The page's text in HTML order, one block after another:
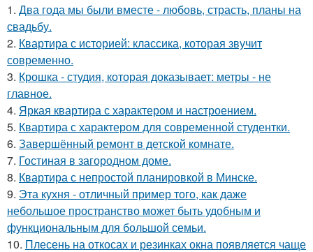
1. Два года мы были вместе - любовь, страсть, планы на
свадьбу.
2. Квартира с историей: классика, которая звучит
современно.
3. Крошка - студия, которая доказывает: метры - не
главное.
4. Яркая квартира с характером и настроением.
5. Квартира с характером для современной студентки.
6. Завершённый ремонт в детской комнате.
7. Гостиная в загородном доме.
8. Квартира с непростой планировкой в Минске.
9. Эта кухня - отличный пример того, как даже
небольшое пространство может быть удобным и
функциональным для большой семьи.
10. Плесень на откосах и резинках окна появляется чаще